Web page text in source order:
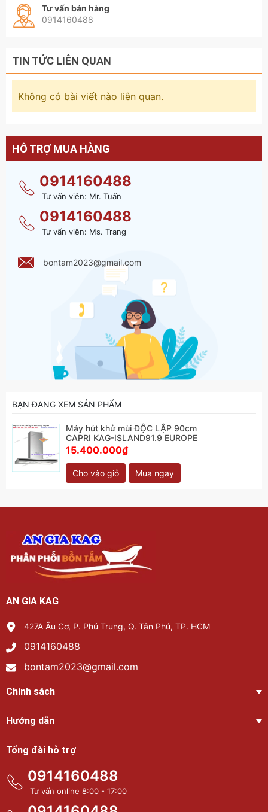
Tư vấn bán hàng
0914160488
TIN TỨC LIÊN QUAN
Không có bài viết nào liên quan.
HỖ TRỢ MUA HÀNG
0914160488
Tư vấn viên: Mr. Tuấn
0914160488
Tư vấn viên: Ms. Trang
bontam2023@gmail.com
BẠN ĐANG XEM SẢN PHẨM
Máy hút khử mùi ĐỘC LẬP 90cm
CAPRI KAG-ISLAND91.9 EUROPE
15.400.000₫
Cho vào giỏ Mua ngay
AN GIA KAG
427A Âu Cơ, P. Phú Trung, Q. Tân Phú, TP. HCM
0914160488
bontam2023@gmail.com
Chính sách
Hướng dẫn
Tổng đài hỗ trợ
0914160488
Tư vấn online 8:00 - 17:00